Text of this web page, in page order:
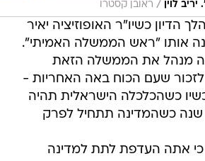
אותו "ראש הממשלה האמיתי".
מנהל את הממשלה הזאת
שעם הכוח באה האחריות -
כשהכלכלה הישראלית תהיה
שנה כשהמדינה תתחיל לפרק
כי אתה העדפת לתת למדינה
לשנות את הרכב הוועדה
עליה כל חייך".